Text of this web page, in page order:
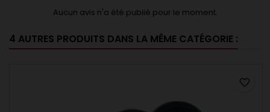
Aucun avis n'a été publié pour le moment.
4 AUTRES PRODUITS DANS LA MÊME CATÉGORIE :
favorite_border